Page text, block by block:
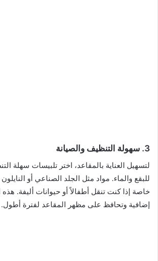
3. سهولة التنظيف والصيانة
لتسهيل العناية بالمقاعد، اختر تلبيسات سهلة
للبقع والماء. مواد مثل الجلد الصناعي أو
خاصة إذا كنت تنقل أطفالاً أو حيوانات أليفة. هذه
إضافية وتحافظ على مظهر المقاعد لفترة أطول.